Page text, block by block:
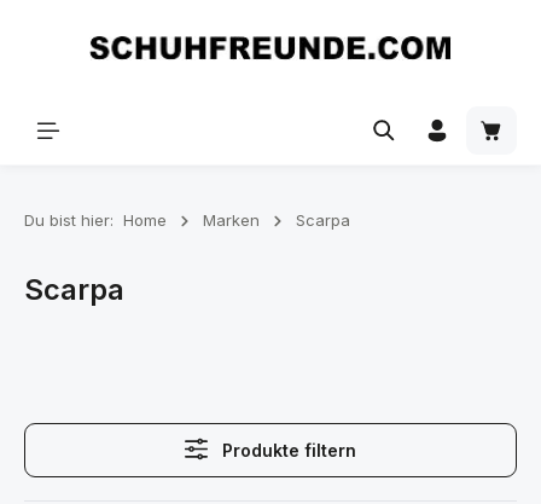
Du bist hier: Home Marken Scarpa
Scarpa
Produkte filtern